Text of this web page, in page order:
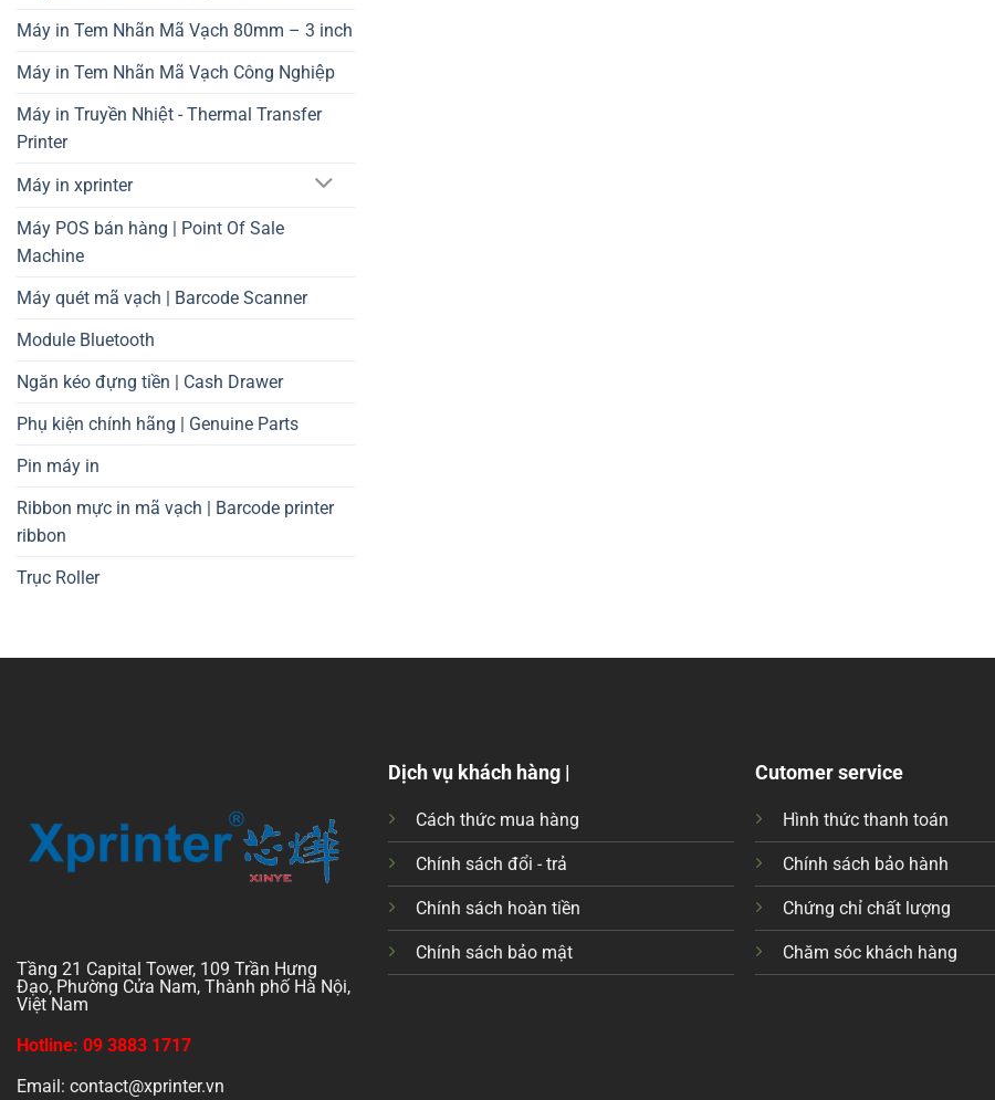
Máy in Tem Nhãn Mã Vạch 80mm – 3 inch
Máy in Tem Nhãn Mã Vạch Công Nghiệp
Máy in Truyền Nhiệt - Thermal Transfer
Printer
Máy in xprinter
Máy POS bán hàng | Point Of Sale
Machine
Máy quét mã vạch | Barcode Scanner
Module Bluetooth
Ngăn kéo đựng tiền | Cash Drawer
Phụ kiện chính hãng | Genuine Parts
Pin máy in
Ribbon mực in mã vạch | Barcode printer
ribbon
Trục Roller
Tầng 21 Capital Tower, 109 Trần Hưng
Đạo, Phường Cửa Nam, Thành phố Hà Nội,
Việt Nam
Hotline: 09 3883 1717
Email: contact@xprinter.vn
Dịch vụ khách hàng |
Cách thức mua hàng
Chính sách đổi - trả
Chính sách hoàn tiền
Chính sách bảo mật
Cutomer service
Hình thức thanh toán
Chính sách bảo hành
Chứng chỉ chất lượng
Chăm sóc khách hàng